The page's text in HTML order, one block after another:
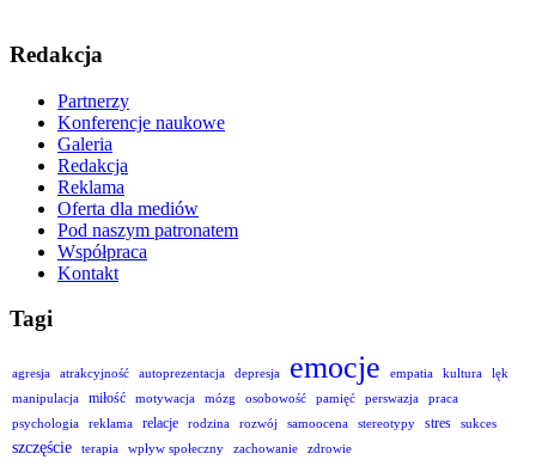
Redakcja
Partnerzy
Konferencje naukowe
Galeria
Redakcja
Reklama
Oferta dla mediów
Pod naszym patronatem
Współpraca
Kontakt
Tagi
agresja atrakcyjność autoprezentacja depresja emocje empatia kultura
lęk
manipulacja
miłość motywacja mózg osobowość pamięć perswazja
praca
psychologia
reklama relacje rodzina rozwój samoocena stereotypy stres sukces
szczęście terapia wpływ społeczny zachowanie zdrowie